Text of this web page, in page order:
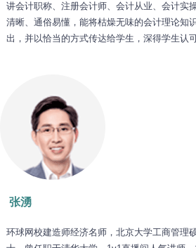
讲会计职称、注册会计师、会计从业、会计实
清晰、通俗易懂，能将枯燥无味的会计理论知
出，并以恰当的方式传达给学生，深得学生认可
张湧
环球网校建造师经济名师，北京大学工商管理